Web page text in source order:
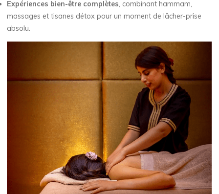
Expériences bien-être complètes, combinant hammam,
massages et tisanes détox pour un moment de lâcher-prise
absolu.